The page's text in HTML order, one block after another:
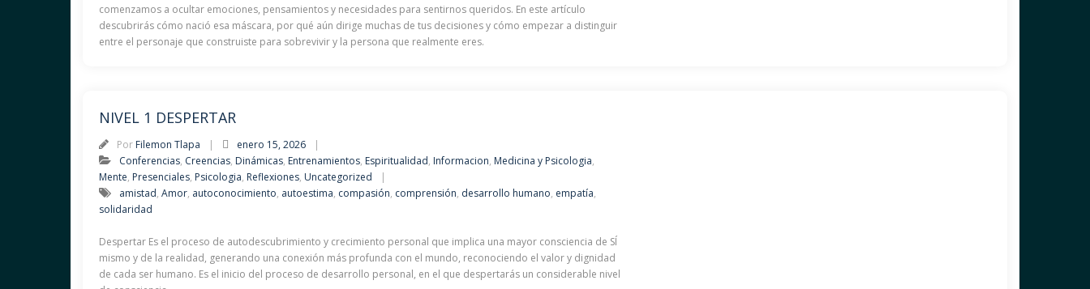
comenzamos a ocultar emociones, pensamientos y necesidades para sentirnos queridos. En este artículo
descubrirás cómo nació esa máscara, por qué aún dirige muchas de tus decisiones y cómo empezar a distinguir
entre el personaje que construiste para sobrevivir y la persona que realmente eres.
NIVEL 1 DESPERTAR
Por Filemon Tlapa
enero 15, 2026
Conferencias, Creencias, Dinámicas, Entrenamientos, Espiritualidad, Informacion, Medicina y Psicologia,
Mente, Presenciales, Psicologia, Reflexiones, Uncategorized
amistad, Amor, autoconocimiento, autoestima, compasión, comprensión, desarrollo humano, empatía,
solidaridad
Despertar Es el proceso de autodescubrimiento y crecimiento personal que implica una mayor consciencia de SÍ
mismo y de la realidad, generando una conexión más profunda con el mundo, reconociendo el valor y dignidad
de cada ser humano. Es el inicio del proceso de desarrollo personal, en el que despertarás un considerable nivel